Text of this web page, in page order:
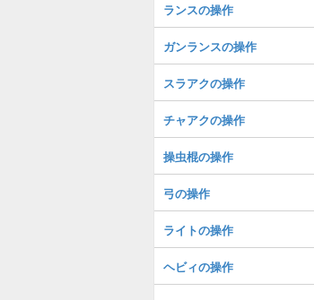
ランスの操作
ガンランスの操作
スラアクの操作
チャアクの操作
操虫棍の操作
弓の操作
ライトの操作
ヘビィの操作